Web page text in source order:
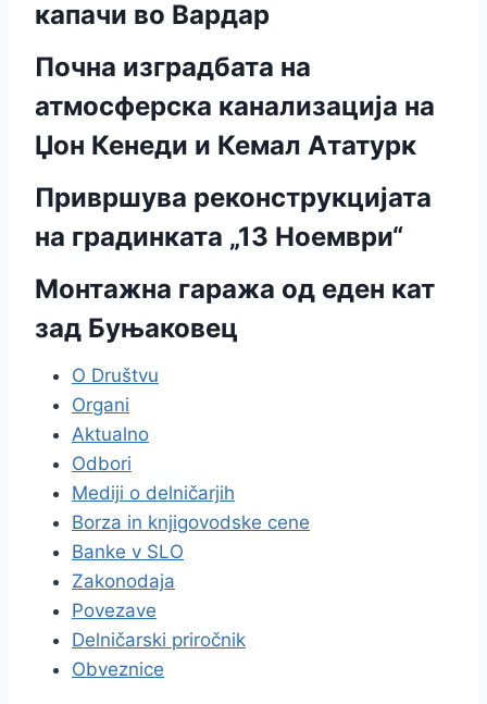
капачи во Вардар
Почна изградбата на
атмосферска канализација на
Џон Кенеди и Кемал Ататурк
Привршува реконструкцијата
на градинката „13 Ноември“
Монтажна гаража од еден кат
зад Буњаковец
O Društvu
Organi
Aktualno
Odbori
Mediji o delničarjih
Borza in knjigovodske cene
Banke v SLO
Zakonodaja
Povezave
Delničarski priročnik
Obveznice